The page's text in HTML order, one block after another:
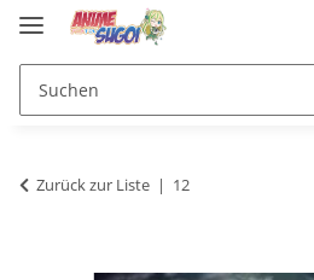
Zurück zur Liste 12